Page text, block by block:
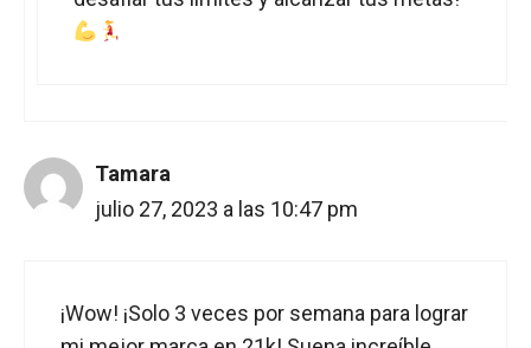
Tamara
julio 27, 2023 a las 10:47 pm
¡Wow! ¡Solo 3 veces por semana para lograr